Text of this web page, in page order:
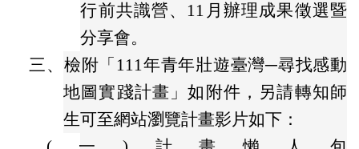
行前共識營、11月辦理成果徵選暨
分享會。
三、 檢附「111年青年壯遊臺灣─尋找感動
地圖實踐計畫」如附件，另請轉知師
生可至網站瀏覽計畫影片如下：